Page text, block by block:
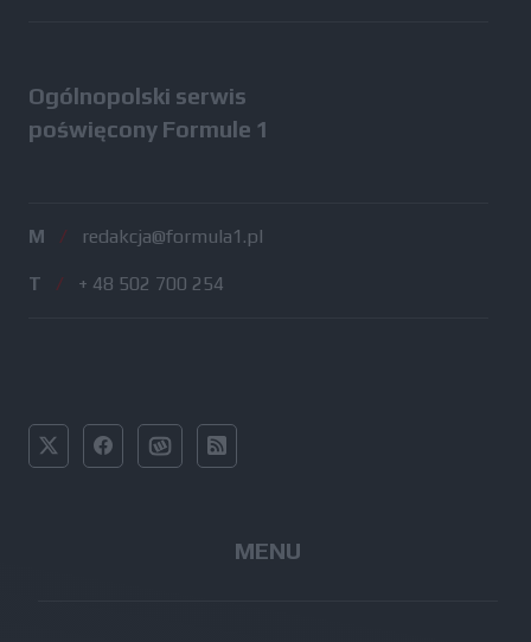
Ogólnopolski serwis
poświęcony Formule 1
M / redakcja@formula1.pl
T / + 48 502 700 254
MENU